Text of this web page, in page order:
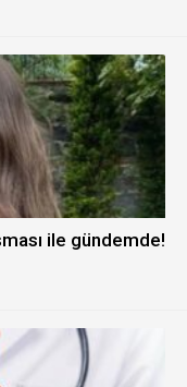
ile gündemde!